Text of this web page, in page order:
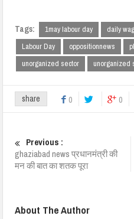
Tags: 1may labour day daily
Labour Day
oppositionnews
unorganized sector
unorganized
share 0 0
Previous :
ghaziabad news प्रधानमंत्री की
मन की बात का शतक पूरा
About The Author